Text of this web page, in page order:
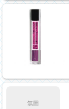
無圖